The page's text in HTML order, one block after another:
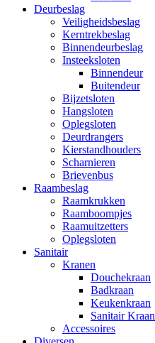
Deurbeslag
Veiligheidsbeslag
Kerntrekbeslag
Binnendeurbeslag
Insteeksloten
Binnendeur
Buitendeur
Bijzetsloten
Hangsloten
Oplegsloten
Deurdrangers
Kierstandhouders
Scharnieren
Brievenbus
Raambeslag
Raamkrukken
Raamboompjes
Raamuitzetters
Oplegsloten
Sanitair
Kranen
Douchekraan
Badkraan
Keukenkraan
Sanitair Kraan
Accessoires